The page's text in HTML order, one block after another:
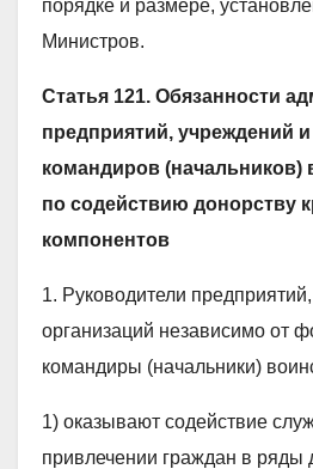
порядке и размере,
Министров.
Статья 121. Обязанности
предприятий, учреждений
командиров (начальников)
по содействию донорству
компонентов
1. Руководители
организаций независимо от
командиры (начальники)
1) оказывают содействие
привлечении граждан в ряды